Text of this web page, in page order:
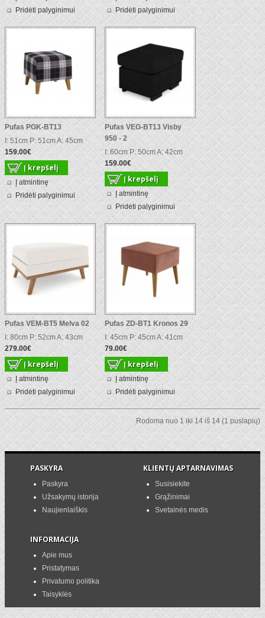
Pridėti palyginimui
Pridėti palyginimui
Pufas PGK-BT13
I: 51cm P: 51cm A: 45cm
159.00€
Į atmintinę
Pridėti palyginimui
Pufas VEG-BT13 Visby
950 - 2
I: 60cm P: 50cm A: 42cm
159.00€
Į atmintinę
Pridėti palyginimui
Pufas VEM-BT5 Melva 02
I: 80cm P: 52cm A: 43cm
279.00€
Į atmintinę
Pridėti palyginimui
Pufas ZD-BT1 Kronos 29
I: 45cm P: 45cm A: 41cm
79.00€
Į atmintinę
Pridėti palyginimui
Rodoma nuo 1 iki 14 iš 14 (1 puslapių)
PASKYRA
Paskyra
Užsakymų istorija
Naujienlaiškis
KLIENTŲ APTARNAVIMAS
Susisiekite
Grąžinimai
Svetainės medis
INFORMACIJA
Apie mus
Pristatymas
Privatumo politika
Taisyklės